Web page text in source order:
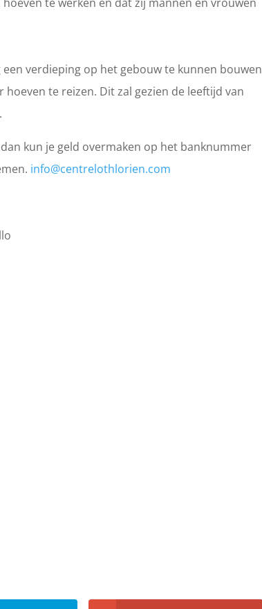
verdieping op het gebouw te kunnen bouwen
te reizen. Dit zal gezien de leeftijd van
kun je geld overmaken op het banknummer
info@centrelothlorien.com